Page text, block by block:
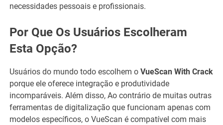
necessidades pessoais e profissionais.
Por Que Os Usuários Escolheram
Esta Opção?
Usuários do mundo todo escolhem oVueScan With Crack
porque ele oferece integração e produtividade
incomparáveis. Além disso, Ao contrário de muitas outras
ferramentas de digitalização que funcionam apenas com
modelos específicos, o VueScan é compatível com mais